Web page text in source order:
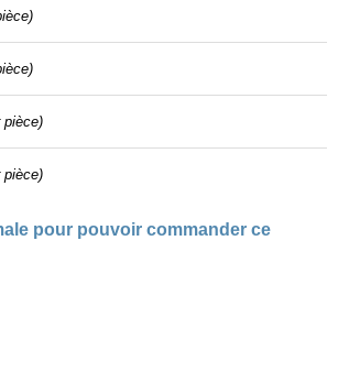
pièce)
pièce)
pour pouvoir commander ce